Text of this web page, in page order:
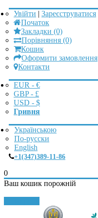
Увійти | Зареєструватися
Початок
Закладки (0)
Порівняння (0)
Кошик
Оформити замовлення
Контакти
EUR - €
GBP - £
USD - $
Гривня
Українською
По-русски
English
+1(347)389-11-86
0
Ваш кошик порожній